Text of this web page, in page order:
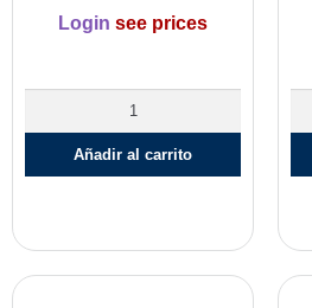
Login see prices
Añadir al carrito